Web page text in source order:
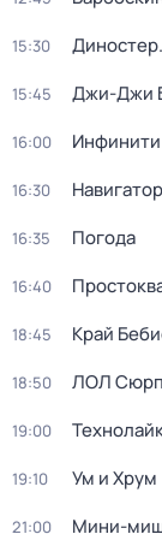
15:30 Диностер
15:45 Джи-Джи
16:00
16:30
16:35 Погода
16:40
18:45 Край
18:50 ЛОЛ
19:00
19:10 Ум и Хрум
21:00 Мини-